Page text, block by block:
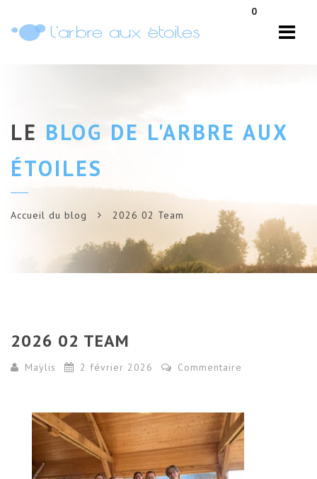
0
LE BLOG DE L'ARBRE AUX
ÉTOILES
Accueil du blog 2026 02 Team
2026 02 TEAM
Maÿlis 2 février 2026 Commentaire